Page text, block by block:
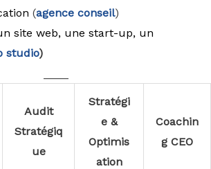
(agence conseil)
site web, une start-up, un
studio)
Audit
Stratégiq
ue
Stratégi
e &
Optimis
ation
Coachin
g CEO